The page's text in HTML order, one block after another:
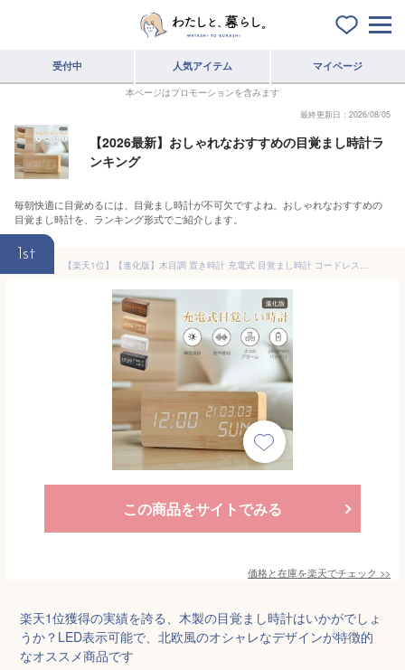
受付中 人気アイテム マイページ
本ページはプロモーションを含みます
最終更新日：2026/08/05
【2026最新】おしゃれなおすすめの目覚まし時計ラ
ンキング
毎朝快適に目覚めるには、目覚まし時計が不可欠ですよね。おしゃれなおすすめの
目覚まし時計を、ランキング形式でご紹介します。
1st
【楽天1位】【進化版】木目調 置き時計 充電式 目覚まし時計 コードレス デジタル時計 置時計 アラーム 木製 部屋に馴染み おしゃれ 北欧 大音量 卓上 時計 LED表示 温度計 カレンダー 音感センサー インテリア かわいい コンパクト 結婚祝い 子供 プレゼント 送料無料
この商品をサイトでみる
価格と在庫を楽天でチェック >>
楽天1位獲得の実績を誇る、木製の目覚まし時計はいかがでしょ
うか？LED表示可能で、北欧風のオシャレなデザインが特徴的
なオススメ商品です